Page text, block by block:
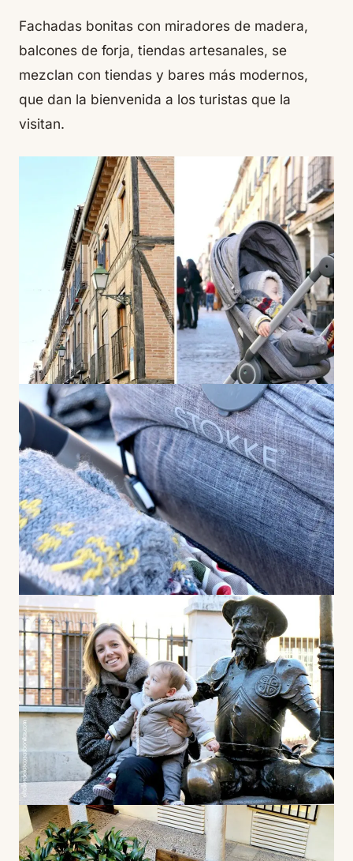
Fachadas bonitas con miradores de madera,
balcones de forja, tiendas artesanales, se
mezclan con tiendas y bares más modernos,
que dan la bienvenida a los turistas que la
visitan.